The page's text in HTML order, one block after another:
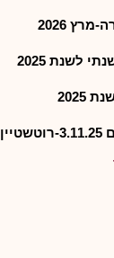
2026
לשנת 2025
רשטן - פתיחת מסחר ביום 3.11.25-רוטשטיין